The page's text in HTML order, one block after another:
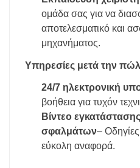
ομάδα σας για να
αποτελεσματικό και
μηχανήματος.
Υπηρεσίες μετά την
24/7 ηλεκτρονική
βοήθεια για τυχόν
Βίντεο
σφαλμάτων–
εύκολη αναφορά.